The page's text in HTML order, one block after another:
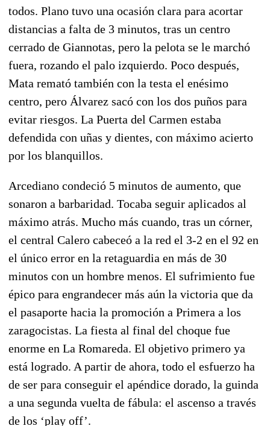
todos. Plano tuvo una ocasión clara para acortar
distancias a falta de 3 minutos, tras un centro
cerrado de Giannotas, pero la pelota se le marchó
fuera, rozando el palo izquierdo. Poco después,
Mata remató también con la testa el enésimo
centro, pero Álvarez sacó con los dos puños para
evitar riesgos. La Puerta del Carmen estaba
defendida con uñas y dientes, con máximo acierto
por los blanquillos.
Arcediano condeció 5 minutos de aumento, que
sonaron a barbaridad. Tocaba seguir aplicados al
máximo atrás. Mucho más cuando, tras un córner,
el central Calero cabeceó a la red el 3-2 en el 92 en
el único error en la retaguardia en más de 30
minutos con un hombre menos. El sufrimiento fue
épico para engrandecer más aún la victoria que da
el pasaporte hacia la promoción a Primera a los
zaragocistas. La fiesta al final del choque fue
enorme en La Romareda. El objetivo primero ya
está logrado. A partir de ahora, todo el esfuerzo ha
de ser para conseguir el apéndice dorado, la guinda
a una segunda vuelta de fábula: el ascenso a través
de los ‘play off’.